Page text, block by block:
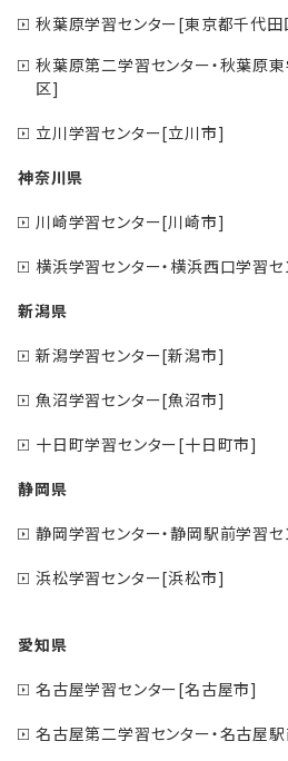
秋葉原学習センター[東京都千代田
秋葉原第二学習センター・秋葉原
区]
立川学習センター[立川市]
神奈川県
川崎学習センター[川崎市]
横浜学習センター・横浜西口学習
新潟県
新潟学習センター[新潟市]
魚沼学習センター[魚沼市]
十日町学習センター[十日町市]
静岡県
静岡学習センター・静岡駅前学習
浜松学習センター[浜松市]
愛知県
名古屋学習センター[名古屋市]
名古屋第二学習センター・名古屋